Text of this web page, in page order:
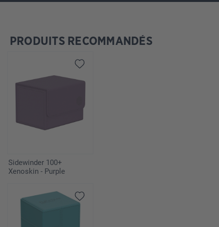
Ignorer la galerie de produits
PRODUITS RECOMMANDÉS
Sidewinder 100+
Xenoskin - Purple